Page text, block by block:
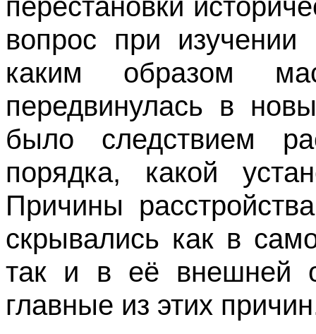
перестановки
вопрос при
каким образом
передвинулась в
было следствием
порядка, какой
Причины
скрывались как в
так и в её внешней
главные из этих